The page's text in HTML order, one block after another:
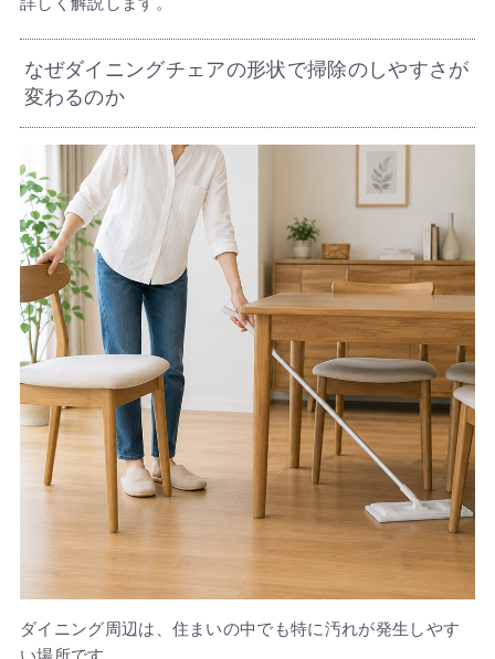
なぜダイニングチェアの形状で掃除のしやすさが
変わるのか
ダイニング周辺は、住まいの中でも特に汚れが発生しやす